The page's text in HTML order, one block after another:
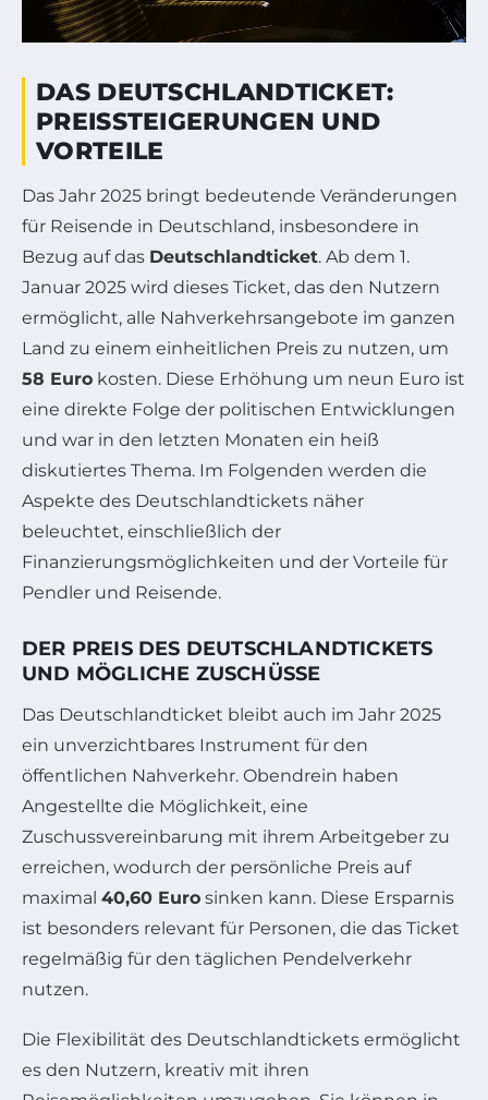
DAS DEUTSCHLANDTICKET:
PREISSTEIGERUNGEN UND
VORTEILE
Das Jahr 2025 bringt bedeutende Veränderungen
für Reisende in Deutschland, insbesondere in
Bezug auf das Deutschlandticket. Ab dem 1.
Januar 2025 wird dieses Ticket, das den Nutzern
ermöglicht, alle Nahverkehrsangebote im ganzen
Land zu einem einheitlichen Preis zu nutzen, um
58 Euro kosten. Diese Erhöhung um neun Euro ist
eine direkte Folge der politischen Entwicklungen
und war in den letzten Monaten ein heiß
diskutiertes Thema. Im Folgenden werden die
Aspekte des Deutschlandtickets näher
beleuchtet, einschließlich der
Finanzierungsmöglichkeiten und der Vorteile für
Pendler und Reisende.
DER PREIS DES DEUTSCHLANDTICKETS
UND MÖGLICHE ZUSCHÜSSE
Das Deutschlandticket bleibt auch im Jahr 2025
ein unverzichtbares Instrument für den
öffentlichen Nahverkehr. Obendrein haben
Angestellte die Möglichkeit, eine
Zuschussvereinbarung mit ihrem Arbeitgeber zu
erreichen, wodurch der persönliche Preis auf
maximal 40,60 Euro sinken kann. Diese Ersparnis
ist besonders relevant für Personen, die das Ticket
regelmäßig für den täglichen Pendelverkehr
nutzen.
Die Flexibilität des Deutschlandtickets ermöglicht
es den Nutzern, kreativ mit ihren